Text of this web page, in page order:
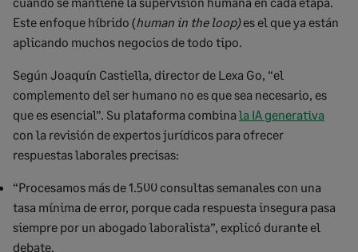
Este enfoque híbrido (human in the loop)es el que ya están
aplicando muchos negocios de todo tipo.
Según Joaquín Castiella, director de Lexa Go, “el
complemento del ser humano no es que sea necesario, es
que es esencial”. Su plataforma combina la IA generativa
con la revisión de expertos jurídicos para ofrecer
respuestas laborales precisas:
“Procesamos más de 1.500 consultas semanales con una
tasa mínima de error, porque cada respuesta insegura pasa
siempre por un abogado laboralista”, explicó durante el
debate.